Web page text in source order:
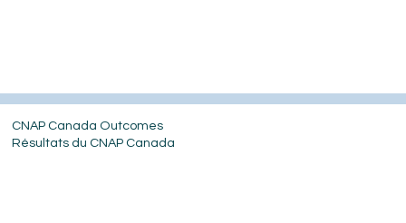
CNAP Canada Outcomes
Résultats du CNAP Canada